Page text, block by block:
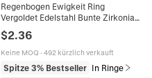
Regenbogen Ewigkeit Ring
Vergoldet Edelstahl Bunte Zirkonia
Stapelbar Stern Graviert
Französischer Stil Modeschmuck
Für Damen
$2.36
Keine MOQ · 492 kürzlich verkauft
Spitze 3% Bestseller In Ringe